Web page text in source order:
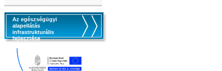
Az egészségügyi
alapellátás
infrastrukturális
fejlesztése